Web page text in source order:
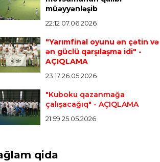
argentinalı futbolçusunu
icarəyə göndərdi
22:57 07.08.2026
Zinəddin Zidanın oğlu ilə
ayırdı
22:54 07.08.2026
müəyyənləşib
22:12 07.06.2026
"Yarımfinal oyunu ən çətin və
ən güclü qarşılaşma idi" -
AÇIQLAMA
23:17 26.05.2026
"Kuboku qazanmağa
çalışacağıq" - AÇIQLAMA
21:59 25.05.2026
qida